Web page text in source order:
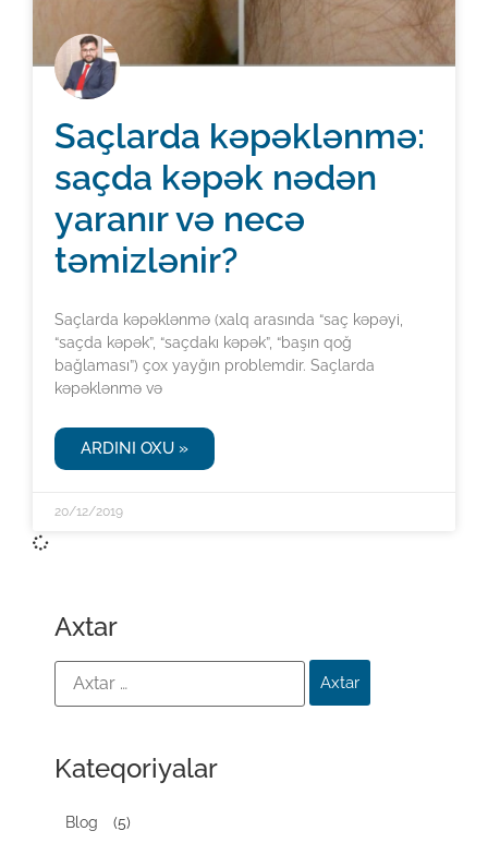
Saçlarda kəpəklənmə:
saçda kəpək nədən
yaranır və necə
təmizlənir?
Saçlarda kəpəklənmə (xalq arasında “saç kəpəyi,
“saçda kəpək”, “saçdakı kəpək”, “başın qoğ
bağlaması”) çox yayğın problemdir. Saçlarda
kəpəklənmə və
ARDINI OXU »
20/12/2019
Axtar
Kateqoriyalar
Blog (5)